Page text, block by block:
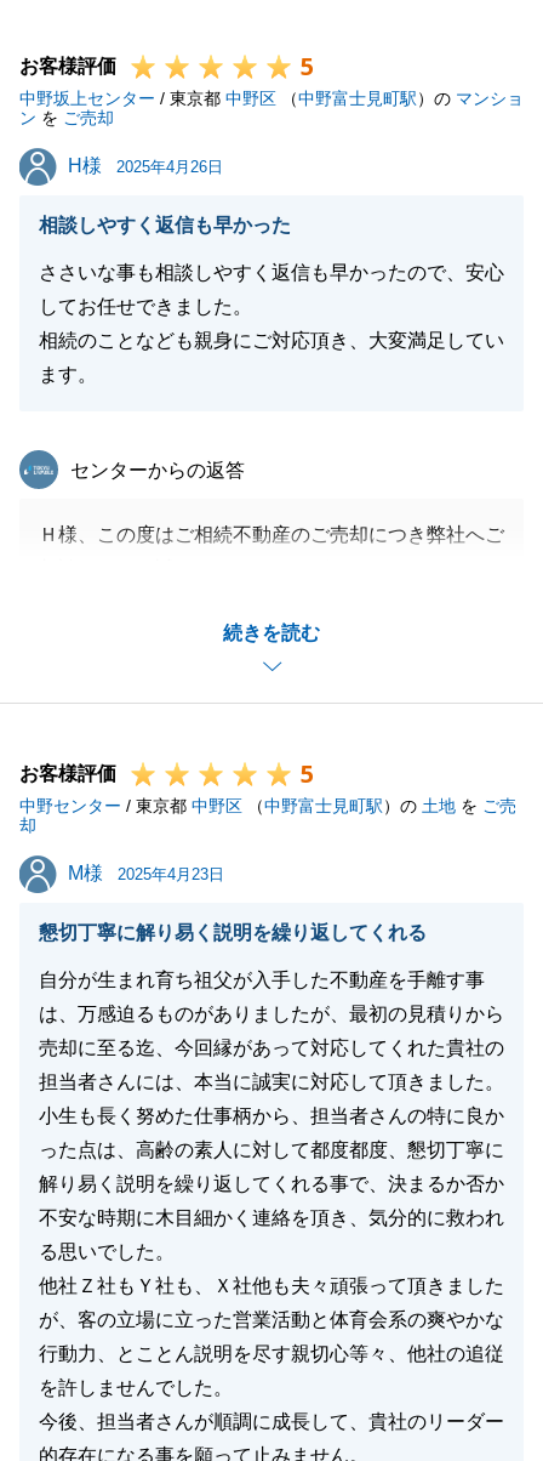
また、何かご相談等お力になれることがりましたら、
ご連絡を頂戴できればと思います。
引き続き、よろしくお願いいたします。
閉じる
お客様評価 5
中野坂上センター / 東京都 中野区 （中野富士見町駅）の マンショ
ン を ご売却
H様
H様 2025年4月26日
相談しやすく返信も早かった
ささいな事も相談しやすく返信も早かったので、安心
してお任せできました。
相続のことなども親身にご対応頂き、大変満足してい
ます。
続きを読む
東急リバブル
センターからの返答
Ｈ様、この度はご相続不動産のご売却につき弊社へご
手続きをワンストップでお手伝い出来るようにサービ
スを備えておりますので、今回一連のお手続きをスム
ーズに進めていただけて大変嬉しく思います。
と仰っていただければと思います。
何卒よろしくお願い申し上げます。
お客様評価 5
中野センター / 東京都 中野区 （中野富士見町駅）の 土地 を ご売
却
M様
M様 2025年4月23日
懇切丁寧に解り易く説明を繰り返してくれる
自分が生まれ育ち祖父が入手した不動産を手離す事
は、万感迫るものがありましたが、最初の見積りから
売却に至る迄、今回縁があって対応してくれた貴社の
担当者さんには、本当に誠実に対応して頂きました。
小生も長く努めた仕事柄から、担当者さんの特に良か
った点は、高齢の素人に対して都度都度、懇切丁寧に
解り易く説明を繰り返してくれる事で、決まるか否か
不安な時期に木目細かく連絡を頂き、気分的に救われ
る思いでした。
他社Ｚ社もＹ社も、Ｘ社他も夫々頑張って頂きました
が、客の立場に立った営業活動と体育会系の爽やかな
行動力、とことん説明を尽す親切心等々、他社の追従
を許しませんでした。
今後、担当者さんが順調に成長して、貴社のリーダー
的存在になる事を願って止みません。